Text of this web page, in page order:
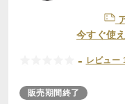
今すぐ使
- レビュー
販売期間終了